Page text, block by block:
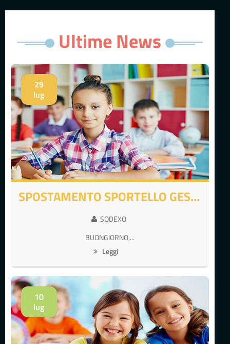
Ultime News
29
lug
SPOSTAMENTO SPORTELLO GESSATE
SODEXO
BUONGIORNO,...
Leggi
10
lug